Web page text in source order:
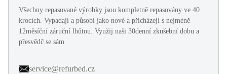
Všechny repasované výrobky jsou kompletně repasovány ve 40
krocích. Vypadají a působí jako nové a přicházejí s nejméně
12měsíční záruční lhůtou. Využij naši 30denní zkušební dobu a
přesvědč se sám.
service@refurbed.cz